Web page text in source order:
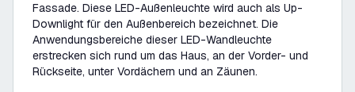
Fassade. Diese LED-Außenleuchte wird auch als Up-
Downlight für den Außenbereich bezeichnet. Die
Anwendungsbereiche dieser LED-Wandleuchte
erstrecken sich rund um das Haus, an der Vorder- und
Rückseite, unter Vordächern und an Zäunen.